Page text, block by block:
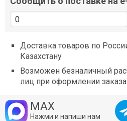
Доставка товаров по
Казахстану
Возможен безналичный
лиц при оформлении заказа
MAX
Нажми и напиши нам